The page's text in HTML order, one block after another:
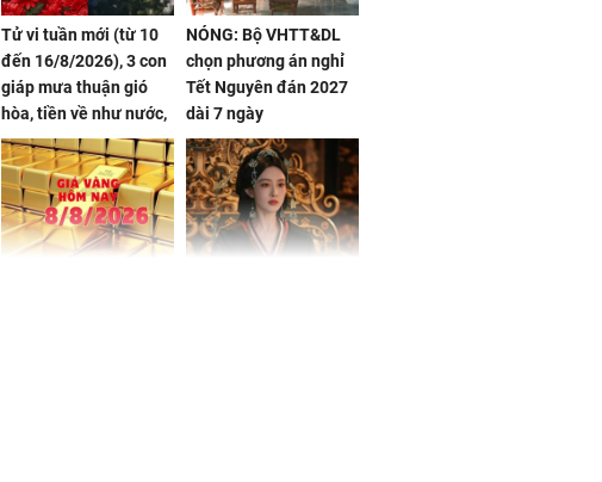
Tử vi tuần mới (từ 10
đến 16/8/2026), 3 con
giáp mưa thuận gió
hòa, tiền về như nước,
bạc vàng dư dả, Phú
Quý Vinh Hoa, vận
trình khai sáng
NÓNG: Bộ VHTT&DL
chọn phương án nghỉ
Tết Nguyên đán 2027
dài 7 ngày